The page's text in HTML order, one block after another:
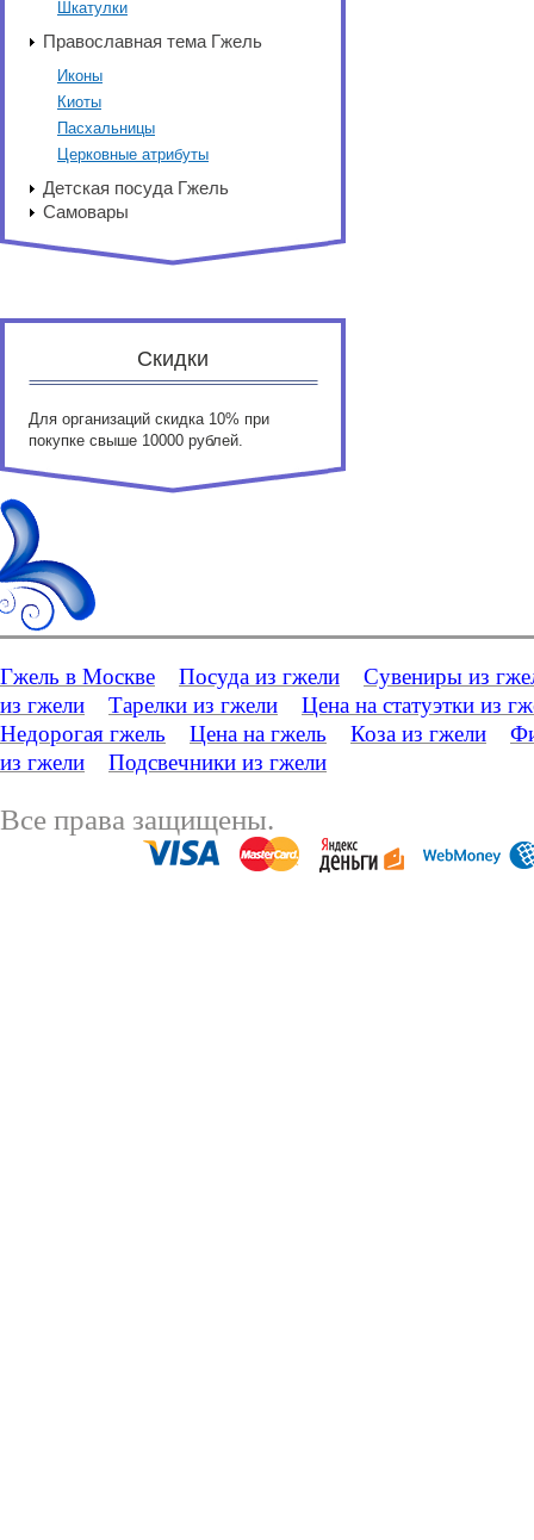
Шкатулки
Православная тема Гжель
Иконы
Киоты
Пасхальницы
Церковные атрибуты
Детская посуда Гжель
Самовары
Скидки
Для организаций скидка 10% при
покупке свыше 10000 рублей.
Гжель в Москве Посуда из гжели
Сувениры из
из гжели
Тарелки из гжели
Цена на статуэтки из
Недорогая гжель
Цена на гжель Коза из гжели
из гжели
Подсвечники из гжели
Все права защищены.